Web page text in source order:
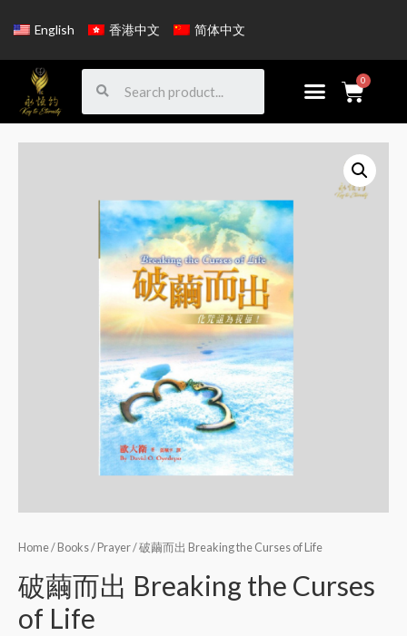
English 香港中文 简体中文
Home/ Books/ Prayer/ 破繭而出 Breaking the Curses of Life
破繭而出 Breaking the Curses
of Life